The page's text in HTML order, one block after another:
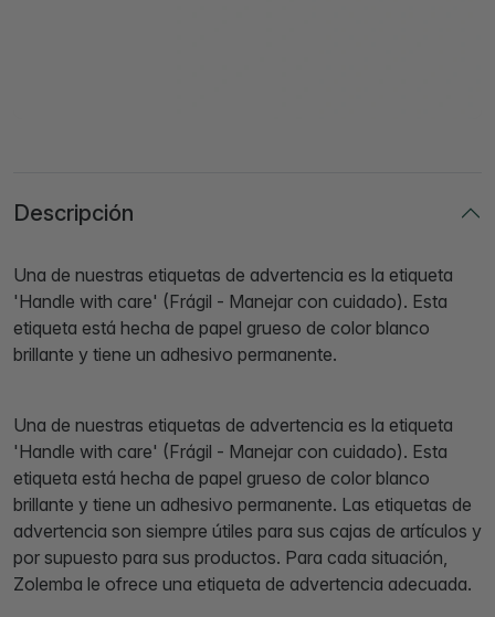
Descripción
Una de nuestras etiquetas de advertencia es la etiqueta
'Handle with care' (Frágil - Manejar con cuidado). Esta
etiqueta está hecha de papel grueso de color blanco
brillante y tiene un adhesivo permanente.
Una de nuestras etiquetas de advertencia es la etiqueta
'Handle with care' (Frágil - Manejar con cuidado). Esta
etiqueta está hecha de papel grueso de color blanco
brillante y tiene un adhesivo permanente. Las etiquetas de
advertencia son siempre útiles para sus cajas de artículos y
por supuesto para sus productos. Para cada situación,
Zolemba le ofrece una etiqueta de advertencia adecuada.